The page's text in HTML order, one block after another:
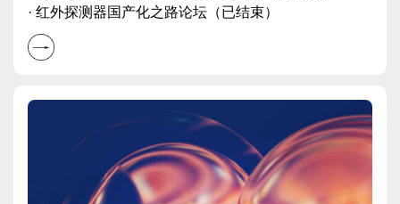
· 红外探测器国产化之路论坛（已结束）